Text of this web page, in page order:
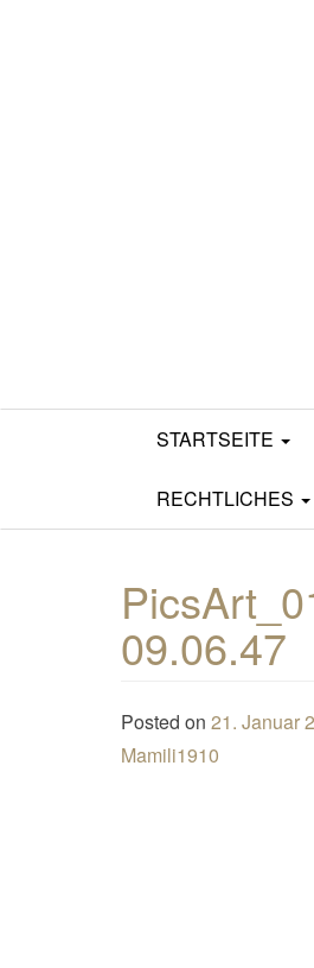
Mamili1910
STARTSEITE
RECHTLICHES
09.06.47
Posted on 21. Januar
Mamili1910